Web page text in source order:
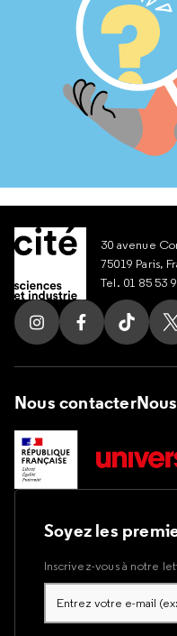
30 avenue
75019 Paris,
Tel. 01 85 53
Suivez nous sur
Suivez nous
Suivez
Nous contacter
Soyez les
Inscrivez-vous à notre